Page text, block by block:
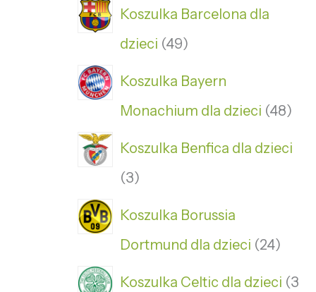
Koszulka Barcelona dla
dzieci 49
Koszulka Bayern
Monachium dla dzieci 48
Koszulka Benfica dla dzieci
3
Koszulka Borussia
Dortmund dla dzieci 24
Koszulka Celtic dla dzieci 3